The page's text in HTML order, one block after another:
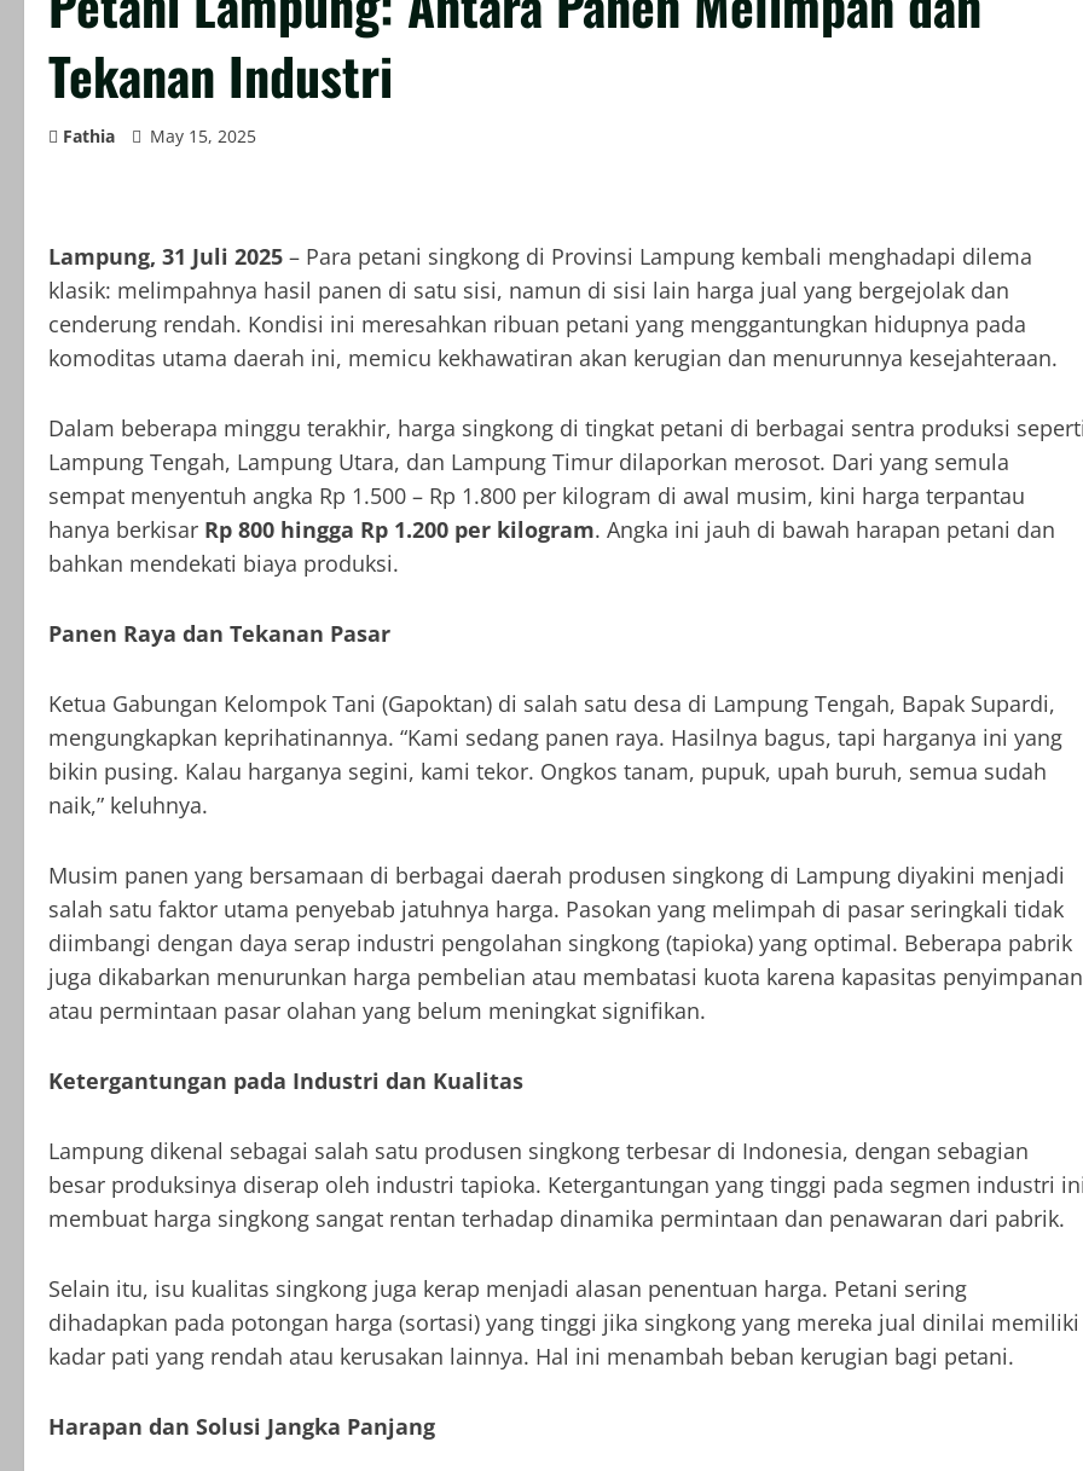
Tekanan Industri
Fathia May 15, 2025
Lampung, 31 Juli 2025 – Para petani singkong di Provinsi Lampung kembali menghadapi dilema
klasik: melimpahnya hasil panen di satu sisi, namun di sisi lain harga jual yang bergejolak dan
cenderung rendah. Kondisi ini meresahkan ribuan petani yang menggantungkan hidupnya pada
komoditas utama daerah ini, memicu kekhawatiran akan kerugian dan menurunnya kesejahteraan.
Dalam beberapa minggu terakhir, harga singkong di tingkat petani di berbagai sentra produksi
Lampung Tengah, Lampung Utara, dan Lampung Timur dilaporkan merosot. Dari yang semula
sempat menyentuh angka Rp 1.500 – Rp 1.800 per kilogram di awal musim, kini harga terpantau
hanya berkisar Rp 800 hingga Rp 1.200 per kilogram. Angka ini jauh di bawah harapan petani dan
bahkan mendekati biaya produksi.
Panen Raya dan Tekanan Pasar
Ketua Gabungan Kelompok Tani (Gapoktan) di salah satu desa di Lampung Tengah, Bapak Supardi,
mengungkapkan keprihatinannya. “Kami sedang panen raya. Hasilnya bagus, tapi harganya ini yang
bikin pusing. Kalau harganya segini, kami tekor. Ongkos tanam, pupuk, upah buruh, semua sudah
naik,” keluhnya.
Musim panen yang bersamaan di berbagai daerah produsen singkong di Lampung diyakini menjadi
salah satu faktor utama penyebab jatuhnya harga. Pasokan yang melimpah di pasar seringkali tidak
diimbangi dengan daya serap industri pengolahan singkong (tapioka) yang optimal. Beberapa pabrik
juga dikabarkan menurunkan harga pembelian atau membatasi kuota karena kapasitas penyimpanan
atau permintaan pasar olahan yang belum meningkat signifikan.
Ketergantungan pada Industri dan Kualitas
Lampung dikenal sebagai salah satu produsen singkong terbesar di Indonesia, dengan sebagian
besar produksinya diserap oleh industri tapioka. Ketergantungan yang tinggi pada segmen industri
membuat harga singkong sangat rentan terhadap dinamika permintaan dan penawaran dari pabrik.
Selain itu, isu kualitas singkong juga kerap menjadi alasan penentuan harga. Petani sering
dihadapkan pada potongan harga (sortasi) yang tinggi jika singkong yang mereka jual dinilai memiliki
kadar pati yang rendah atau kerusakan lainnya. Hal ini menambah beban kerugian bagi petani.
Harapan dan Solusi Jangka Panjang